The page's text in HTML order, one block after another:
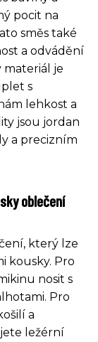
pocit na
směs také
a odvádění
materiál je
s
lehkost a
jsou jordan
a precizním
oblečení
který lze
kousky. Pro
nosit s
Pro
a
ležérní